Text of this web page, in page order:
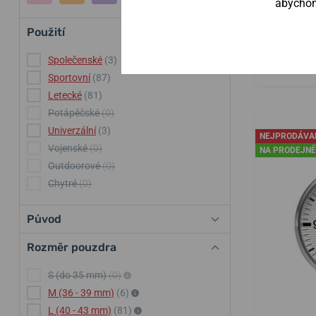
Použití
Společenské (3)
Sportovní (87)
Letecké (81)
Potápěčské(0)
Univerzální (3)
Vojenské(0)
Outdoorové(0)
Chytré(0)
Původ
Rozměr pouzdra
S (do 35 mm)(0)
M (36 - 39 mm) (6)
L (40 - 43 mm) (81)
NA PRODEJNĚ